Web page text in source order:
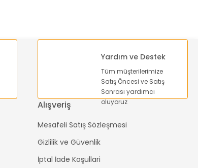
Yardım ve Destek
Tüm müşterilerimize
Satış Öncesi ve Satış
Sonrası yardımcı
oluyoruz
Alışveriş
Mesafeli Satış Sözleşmesi
Gizlilik ve Güvenlik
İptal İade Koşullari